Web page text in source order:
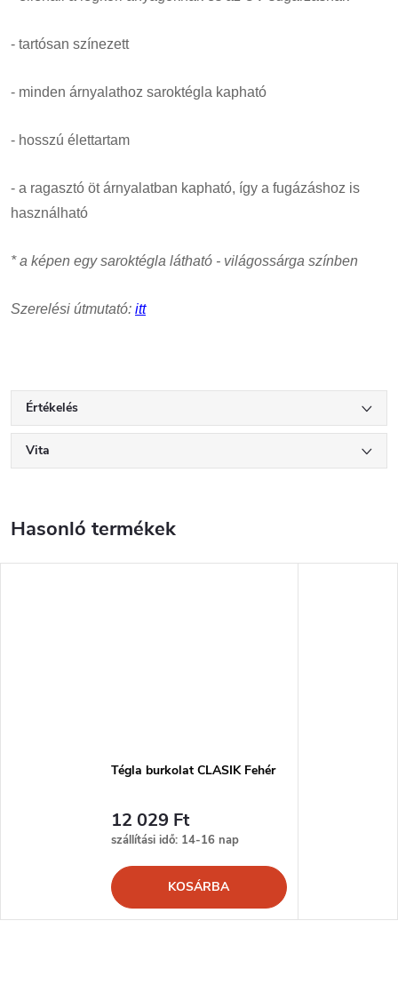
- tartósan színezett
- minden árnyalathoz saroktégla kapható
- hosszú élettartam
- a ragasztó öt árnyalatban kapható, így a fugázáshoz is
használható
* a képen egy saroktégla látható - világossárga színben
Szerelési útmutató: itt
Értékelés
Vita
Tégla burkolat CLASIK Fehér
12 029 Ft
szállítási idő: 14-16 nap
KOSÁRBA